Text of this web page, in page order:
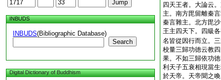
INBUDS
INBUDS(Bibliographic Database)
Search
Digital Dictionary of Buddhism
四天王者。大論云
主。南方毘留離秦
秦言雜主。北方毘
王主四天下。四級
名皆從因行而立。
校量三歸功徳云教
果。不如三歸依功
利天子五衰相現當
於天帝。天帝聞之